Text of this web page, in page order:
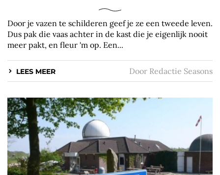
Door je vazen te schilderen geef je ze een tweede leven.
Dus pak die vaas achter in de kast die je eigenlijk nooit
meer pakt, en fleur 'm op. Een...
LEES MEER Door Redactie Seasons